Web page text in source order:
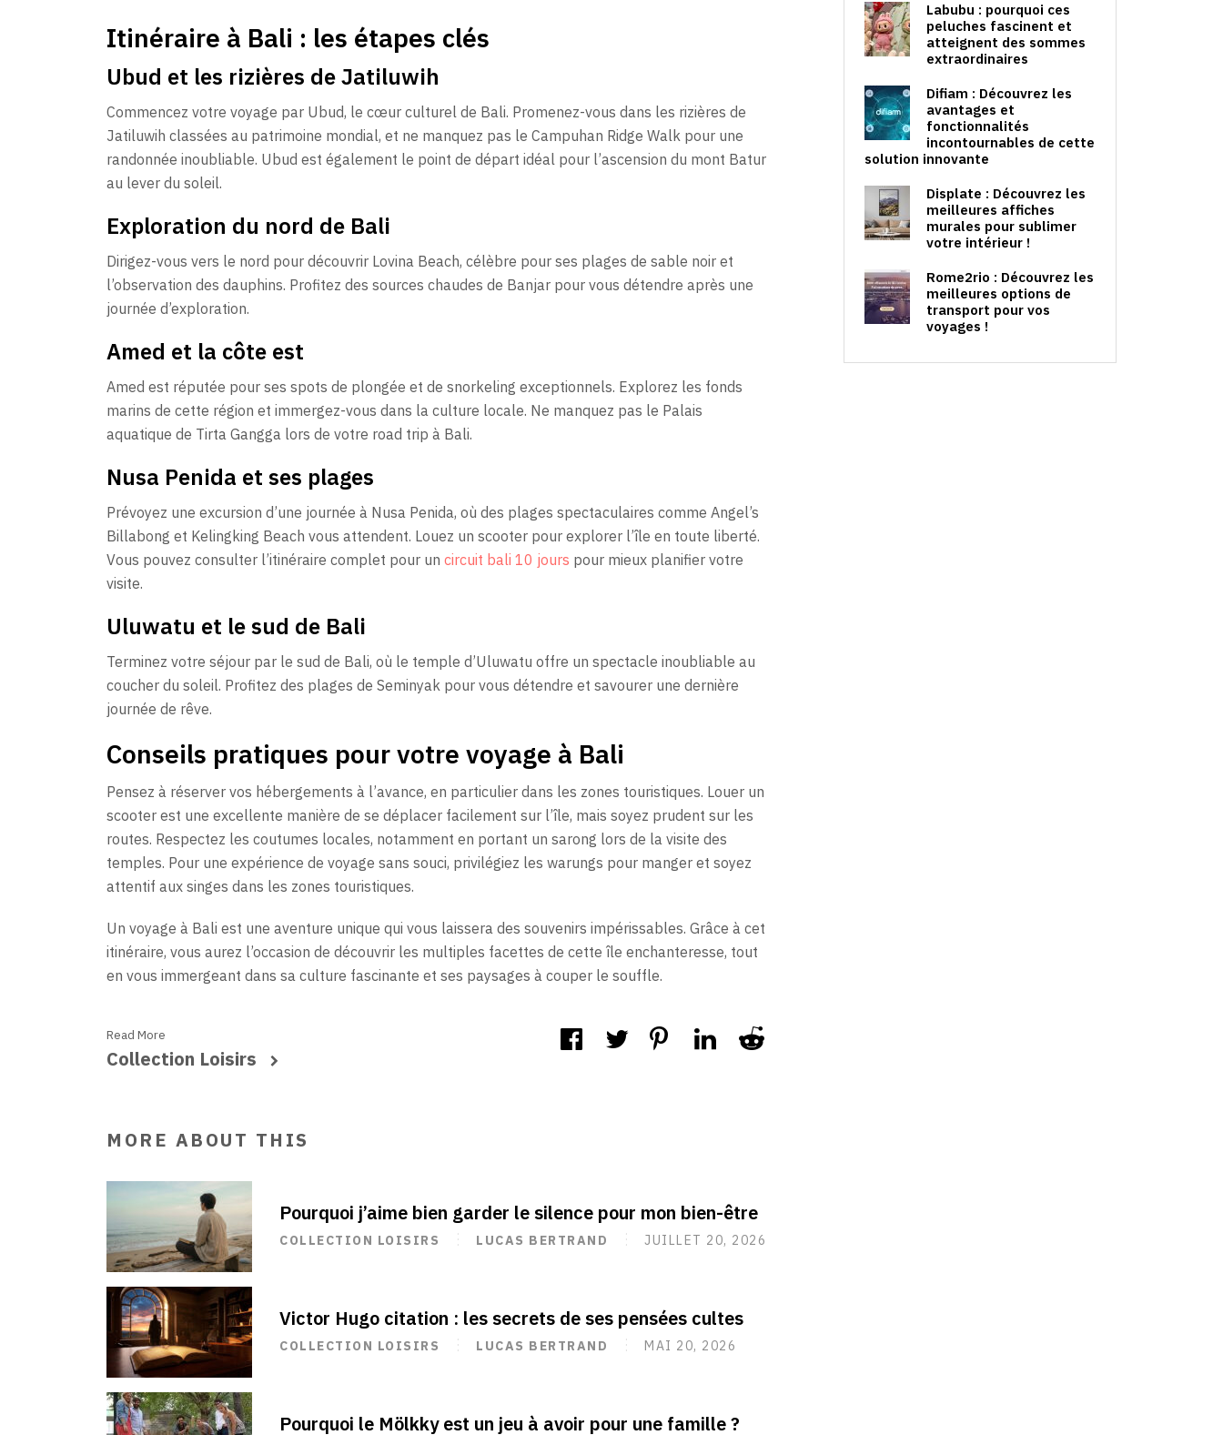
Itinéraire à Bali : les étapes clés
Ubud et les rizières de Jatiluwih
Commencez votre voyage par Ubud, le cœur culturel de Bali. Promenez-vous dans les rizières de
Jatiluwih classées au patrimoine mondial, et ne manquez pas le Campuhan Ridge Walk pour une
randonnée inoubliable. Ubud est également le point de départ idéal pour l’ascension du mont Batur
au lever du soleil.
Exploration du nord de Bali
Dirigez-vous vers le nord pour découvrir Lovina Beach, célèbre pour ses plages de sable noir et
l’observation des dauphins. Profitez des sources chaudes de Banjar pour vous détendre après une
journée d’exploration.
Amed et la côte est
Amed est réputée pour ses spots de plongée et de snorkeling exceptionnels. Explorez les fonds
marins de cette région et immergez-vous dans la culture locale. Ne manquez pas le Palais
aquatique de Tirta Gangga lors de votre road trip à Bali.
Nusa Penida et ses plages
Prévoyez une excursion d’une journée à Nusa Penida, où des plages spectaculaires comme Angel’s
Billabong et Kelingking Beach vous attendent. Louez un scooter pour explorer l’île en toute liberté.
Vous pouvez consulter l’itinéraire complet pour un circuit bali 10 jours pour mieux planifier votre
visite.
Uluwatu et le sud de Bali
Terminez votre séjour par le sud de Bali, où le temple d’Uluwatu offre un spectacle inoubliable au
coucher du soleil. Profitez des plages de Seminyak pour vous détendre et savourer une dernière
journée de rêve.
Conseils pratiques pour votre voyage à Bali
Pensez à réserver vos hébergements à l’avance, en particulier dans les zones touristiques. Louer un
scooter est une excellente manière de se déplacer facilement sur l’île, mais soyez prudent sur les
routes. Respectez les coutumes locales, notamment en portant un sarong lors de la visite des
temples. Pour une expérience de voyage sans souci, privilégiez les warungs pour manger et soyez
attentif aux singes dans les zones touristiques.
Un voyage à Bali est une aventure unique qui vous laissera des souvenirs impérissables. Grâce à cet
itinéraire, vous aurez l’occasion de découvrir les multiples facettes de cette île enchanteresse, tout
en vous immergeant dans sa culture fascinante et ses paysages à couper le souffle.
Read More
Collection Loisirs
MORE ABOUT THIS
Pourquoi j’aime bien garder le silence pour mon bien-être
COLLECTION LOISIRS LUCAS BERTRAND JUILLET 20, 2026
Victor Hugo citation : les secrets de ses pensées cultes
COLLECTION LOISIRS LUCAS BERTRAND MAI 20, 2026
Pourquoi le Mölkky est un jeu à avoir pour une famille ?
Labubu : pourquoi ces
peluches fascinent et
atteignent des sommes
extraordinaires
Difiam : Découvrez les
avantages et
fonctionnalités
incontournables de cette
solution innovante
Displate : Découvrez les
meilleures affiches
murales pour sublimer
votre intérieur !
Rome2rio : Découvrez les
meilleures options de
transport pour vos
voyages !